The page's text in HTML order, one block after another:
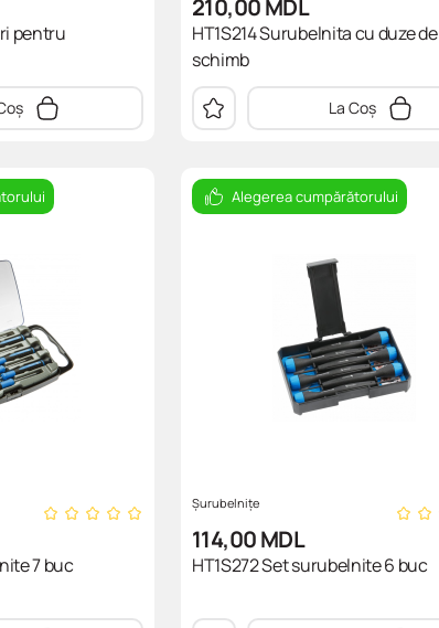
pentru
210,00MDL
HT1S214 Surubelnita cu duze de
schimb
La Coș
7 buc
Alegerea cumpărătorului
Șurubelnițe
114,00MDL
HT1S272 Set surubelnite 6 buc